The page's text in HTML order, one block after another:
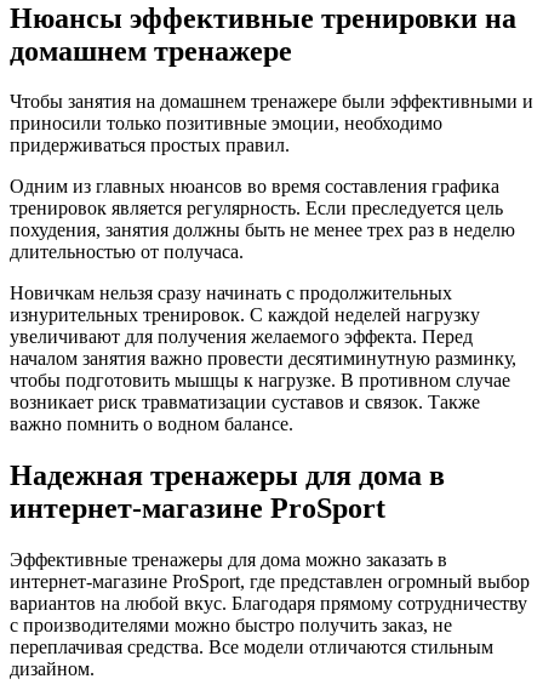
Нюансы эффективные тренировки на
домашнем тренажере
Чтобы занятия на домашнем тренажере были эффективными и
приносили только позитивные эмоции, необходимо
придерживаться простых правил.
Одним из главных нюансов во время составления графика
тренировок является регулярность. Если преследуется цель
похудения, занятия должны быть не менее трех раз в неделю
длительностью от получаса.
Новичкам нельзя сразу начинать с продолжительных
изнурительных тренировок. С каждой неделей нагрузку
увеличивают для получения желаемого эффекта. Перед
началом занятия важно провести десятиминутную разминку,
чтобы подготовить мышцы к нагрузке. В противном случае
возникает риск травматизации суставов и связок. Также
важно помнить о водном балансе.
Надежная тренажеры для дома в
интернет-магазине ProSport
Эффективные тренажеры для дома можно заказать в
интернет-магазине ProSport, где представлен огромный выбор
вариантов на любой вкус. Благодаря прямому сотрудничеству
с производителями можно быстро получить заказ, не
переплачивая средства. Все модели отличаются стильным
дизайном.